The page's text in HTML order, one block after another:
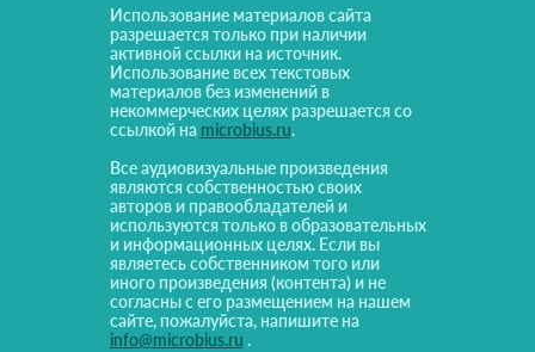
Использование материалов сайта
разрешается только при наличии
активной ссылки на источник.
Использование всех текстовых
материалов без изменений в
некоммерческих целях разрешается со
ссылкой на microbius.ru.
Все аудиовизуальные произведения
являются собственностью своих
авторов и правообладателей и
используются только в образовательных
и информационных целях. Если вы
являетесь собственником того или
иного произведения (контента) и не
согласны с его размещением на нашем
сайте, пожалуйста, напишите на
info@microbius.ru .